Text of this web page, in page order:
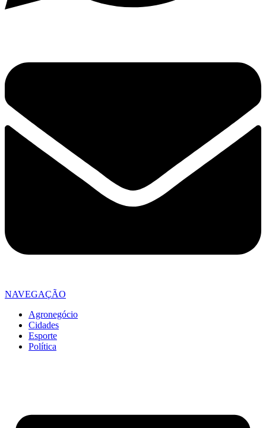
NAVEGAÇÃO
Agronegócio
Cidades
Esporte
Política